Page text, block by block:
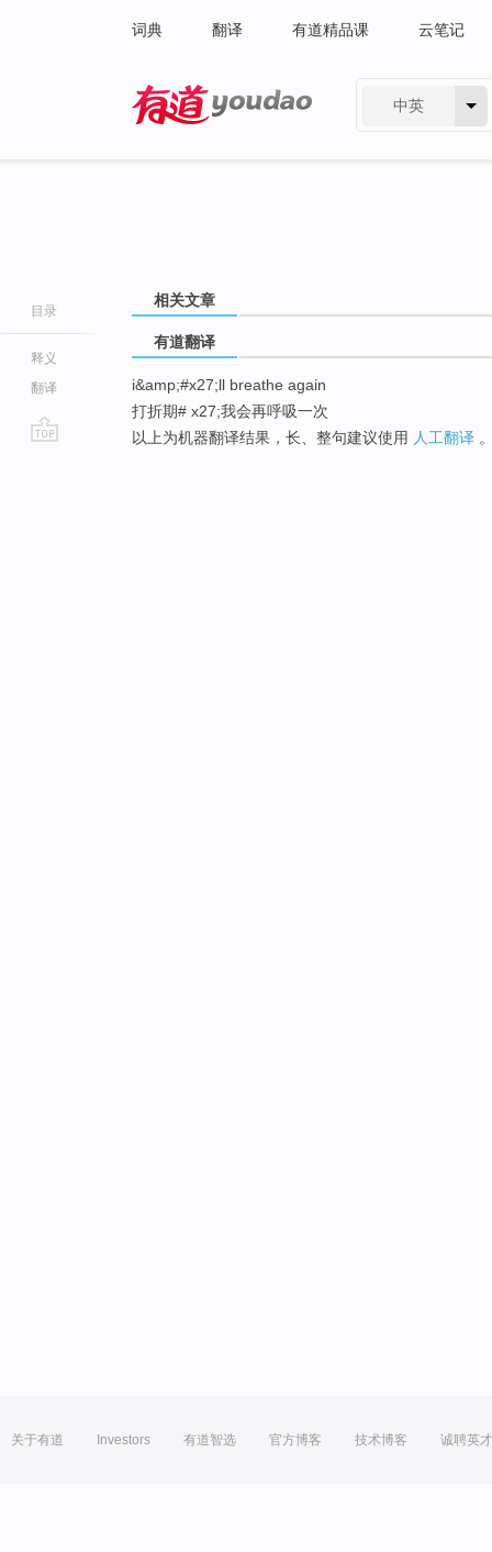
词典 翻译 有道精品课 云笔记
中英
目录
释义
翻译
相关文章
有道翻译
i&amp;#x27;ll breathe again
打折期# x27;我会再呼吸一次
以上为机器翻译结果，长、整句建议使用 人工翻译
关于有道 Investors 有道智选 官方博客 技术博客 诚聘英才